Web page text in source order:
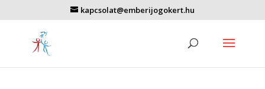
kapcsolat@emberijogokert.hu